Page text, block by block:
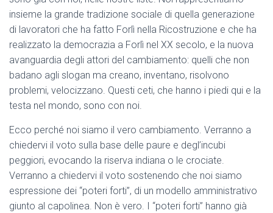
insieme la grande tradizione sociale di quella generazione
di lavoratori che ha fatto Forlì nella Ricostruzione e che ha
realizzato la democrazia a Forlì nel XX secolo, e la nuova
avanguardia degli attori del cambiamento: quelli che non
badano agli slogan ma creano, inventano, risolvono
problemi, velocizzano. Questi ceti, che hanno i piedi qui e la
testa nel mondo, sono con noi.
Ecco perché noi siamo il vero cambiamento. Verranno a
chiedervi il voto sulla base delle paure e degl’incubi
peggiori, evocando la riserva indiana o le crociate.
Verranno a chiedervi il voto sostenendo che noi siamo
espressione dei “poteri forti”, di un modello amministrativo
giunto al capolinea. Non è vero. I “poteri forti” hanno già